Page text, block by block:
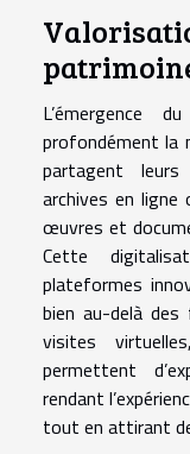
L’émergence
profondément la
partagent
archives en
œuvres et
Cette
plateformes
bien au-delà des
visites
permettent
rendant
tout en attirant